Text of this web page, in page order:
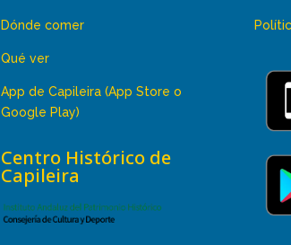
Dónde comer
Qué ver
App de Capileira (App Store o
Google Play)
Centro Histórico de
Capileira